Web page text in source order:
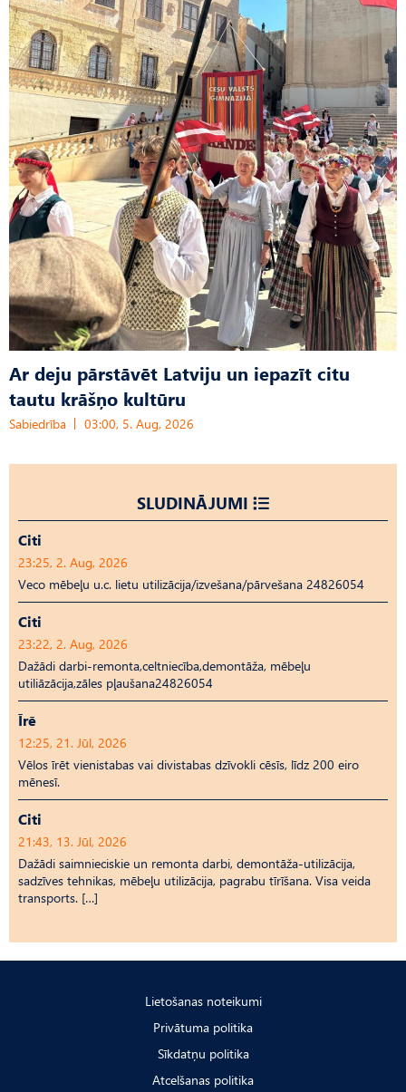
Ar deju pārstāvēt Latviju un iepazīt citu
tautu krāšņo kultūru
Sabiedrība 03:00, 5. Aug, 2026
SLUDINĀJUMI
Citi
23:25, 2. Aug, 2026
Veco mēbeļu u.c. lietu utilizācija/izvešana/pārvešana 24826054
Citi
23:22, 2. Aug, 2026
Dažādi darbi-remonta,celtniecība,demontāža, mēbeļu
utiliāzācija,zāles pļaušana24826054
Īrē
12:25, 21. Jūl, 2026
Vēlos īrēt vienistabas vai divistabas dzīvokli cēsīs, līdz 200 eiro
mēnesī.
Citi
21:43, 13. Jūl, 2026
Dažādi saimnieciskie un remonta darbi, demontāža-utilizācija,
sadzīves tehnikas, mēbeļu utilizācija, pagrabu tīrīšana. Visa veida
transports. […]
Lietošanas noteikumi
Privātuma politika
Sīkdatņu politika
Atcelšanas politika